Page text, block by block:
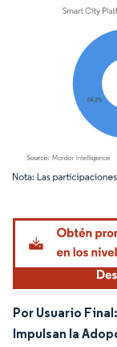
Imagen © Mordor
Por Usuario
Impulsan la